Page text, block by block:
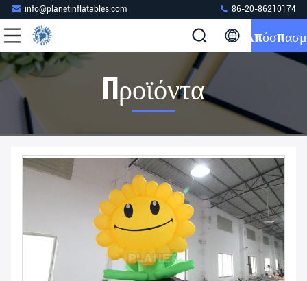
info@planetinflatables.com 86-20-86210174
Προϊόντα